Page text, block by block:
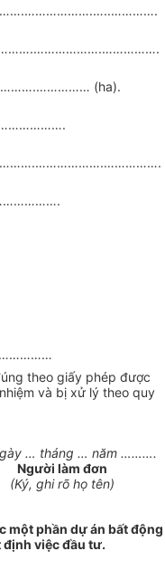
(ha).
theo giấy phép được
và bị xử lý theo quy
… tháng … năm ……….
Người làm đơn
(Ký, ghi rõ họ tên)
một phần dự án bất động
định việc đầu tư.